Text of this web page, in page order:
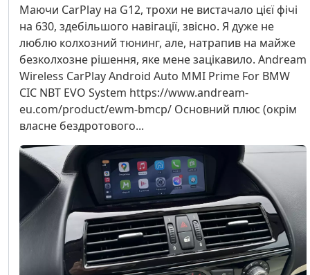
Маючи CarPlay на G12, трохи не вистачало цієї фічі
на 630, здебільшого навігації, звісно. Я дуже не
люблю колхозний тюнинг, але, натрапив на майже
безколхозне рішення, яке мене зацікавило. Andream
Wireless CarPlay Android Auto MMI Prime For BMW
CIC NBT EVO System https://www.andream-
eu.com/product/ewm-bmcp/ Основний плюс (окрім
власне бездротового...